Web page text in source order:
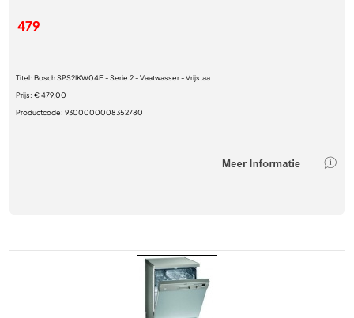
479
Titel:Bosch SPS2IKW04E - Serie 2 - Vaatwasser - Vrijstaa
Prijs:€ 479,00
Productcode:9300000008352780